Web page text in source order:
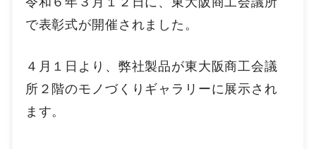
で表彰式が開催されました。
４月１日より、弊社製品が東大阪商工会議
所２階のモノづくりギャラリーに展示され
ます。